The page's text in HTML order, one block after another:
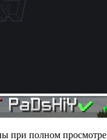
при полном просмотре